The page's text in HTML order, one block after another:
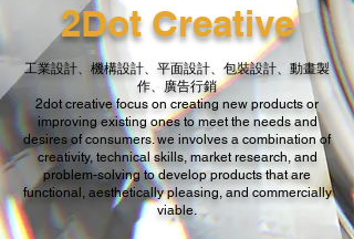
2Dot Creative
工業設計、機構設計、平面設計、包裝設計、動畫製
作、廣告行銷
2dot creative focus on creating new products or
improving existing ones to meet the needs and
desires of consumers. we involves a combination of
creativity, technical skills, market research, and
problem-solving to develop products that are
functional, aesthetically pleasing, and commercially
viable.